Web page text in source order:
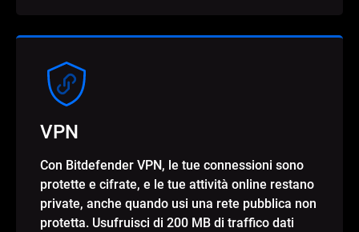
VPN
Con Bitdefender VPN, le tue connessioni sono
protette e cifrate, e le tue attività online restano
private, anche quando usi una rete pubblica non
protetta. Usufruisci di 200 MB di traffico dati